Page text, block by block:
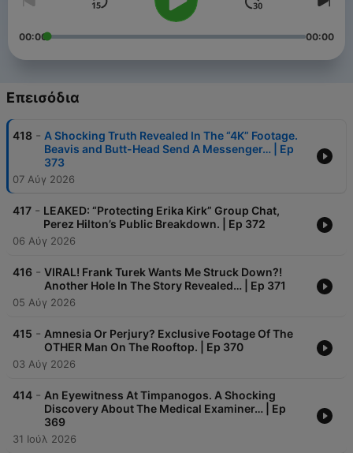
00:00 00:00
Επεισόδια
418 - A Shocking Truth Revealed In The “4K” Footage.
Beavis and Butt-Head Send A Messenger… | Ep
373
07 Αύγ 2026
417 - LEAKED: “Protecting Erika Kirk” Group Chat,
Perez Hilton’s Public Breakdown. | Ep 372
06 Αύγ 2026
416 - VIRAL! Frank Turek Wants Me Struck Down?!
Another Hole In The Story Revealed… | Ep 371
05 Αύγ 2026
415 - Amnesia Or Perjury? Exclusive Footage Of The
OTHER Man On The Rooftop. | Ep 370
03 Αύγ 2026
414 - An Eyewitness At Timpanogos. A Shocking
Discovery About The Medical Examiner… | Ep
369
31 Ιούλ 2026